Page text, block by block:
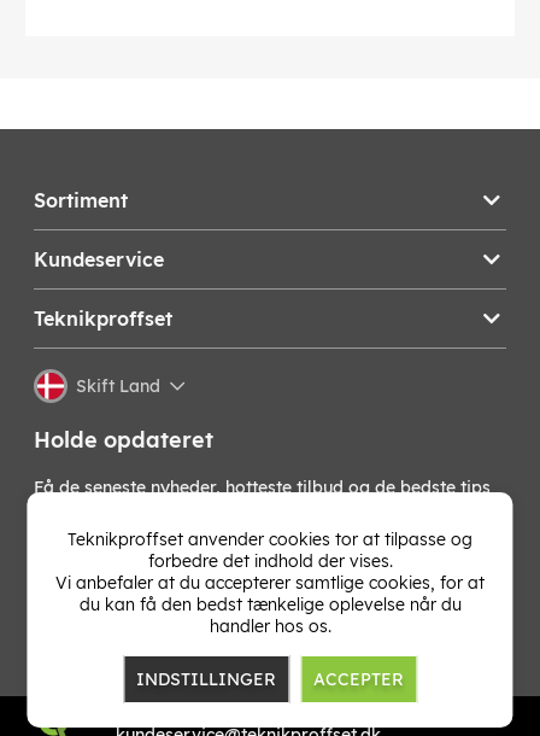
Sortiment
Kundeservice
Teknikproffset
Skift Land
Holde opdateret
Få de seneste nyheder, hotteste tilbud og de bedste tips
nyhedsbrev!
OK
Teknikproffset anvender cookies tor at tilpasse og
forbedre det indhold der vises.
Vi anbefaler at du accepterer samtlige cookies, for at
du kan få den bedst tænkelige oplevelse når du
handler hos os.
INDSTILLINGER ACCEPTER